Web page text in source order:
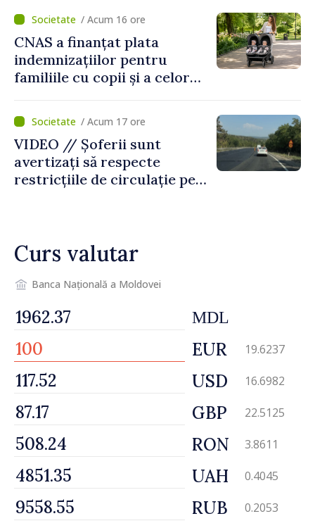
despre parcursul european
al Republicii Moldova.
/ Acum 16 ore
CNAS a finanțat plata
indemnizațiilor pentru
familiile cu copii și a celor
temporară de muncă
/ Acum 17 ore
VIDEO // Șoferii sunt
avertizați să respecte
restricțiile de circulație pe
Curs valutar
Banca Națională a Moldovei
MDL
EUR 19.6237
USD 16.6982
GBP 22.5125
RON 3.8611
UAH 0.4045
RUB 0.2053